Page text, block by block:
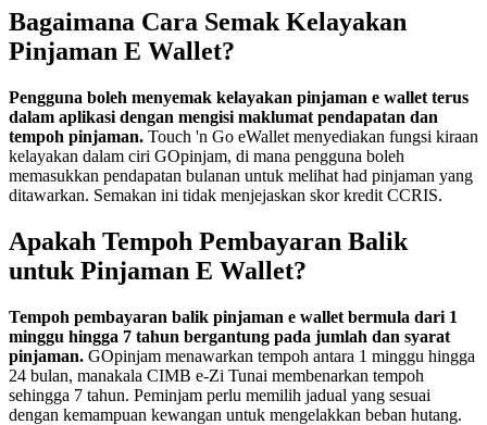
Bagaimana Cara Semak Kelayakan
Pinjaman E Wallet?
Pengguna boleh menyemak kelayakan pinjaman e wallet terus
dalam aplikasi dengan mengisi maklumat pendapatan dan
tempoh pinjaman. Touch 'n Go eWallet menyediakan fungsi kiraan
kelayakan dalam ciri GOpinjam, di mana pengguna boleh
memasukkan pendapatan bulanan untuk melihat had pinjaman yang
ditawarkan. Semakan ini tidak menjejaskan skor kredit CCRIS.
Apakah Tempoh Pembayaran Balik
untuk Pinjaman E Wallet?
Tempoh pembayaran balik pinjaman e wallet bermula dari 1
minggu hingga 7 tahun bergantung pada jumlah dan syarat
pinjaman. GOpinjam menawarkan tempoh antara 1 minggu hingga
24 bulan, manakala CIMB e-Zi Tunai membenarkan tempoh
sehingga 7 tahun. Peminjam perlu memilih jadual yang sesuai
dengan kemampuan kewangan untuk mengelakkan beban hutang.